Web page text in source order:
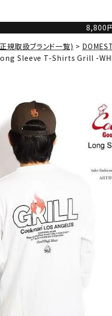
8,800
規取扱ブランド一覧)
Long Sleeve T-Shirts Grill -